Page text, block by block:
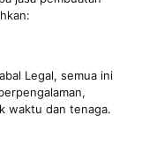
Legal, semua ini
waktu dan tenaga.